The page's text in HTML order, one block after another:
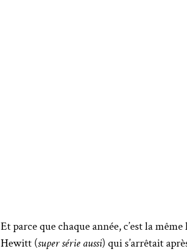
Et parce que chaque année, c’est la
Hewitt (super série aussi) qui s’arrêtait